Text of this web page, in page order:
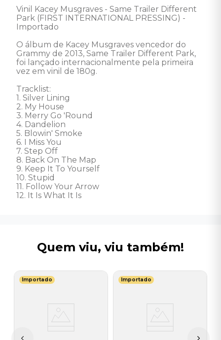
Vinil Kacey Musgraves - Same Trailer Different
Park (FIRST INTERNATIONAL PRESSING) -
Importado
O álbum de Kacey Musgraves vencedor do
Grammy de 2013, Same Trailer Different Park,
foi lançado internacionalmente pela primeira
vez em vinil de 180g.
Tracklist:
1. Silver Lining
2. My House
3. Merry Go 'Round
4. Dandelion
5. Blowin' Smoke
6. I Miss You
7. Step Off
8. Back On The Map
9. Keep It To Yourself
10. Stupid
11. Follow Your Arrow
12. It Is What It Is
Quem viu, viu também!
Importado Importado